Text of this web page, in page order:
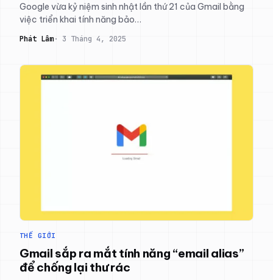
Google vừa kỷ niệm sinh nhật lần thứ 21 của Gmail bằng
việc triển khai tính năng bảo…
Phát Lâm 3 Tháng 4, 2025
THẾ GIỚI
Gmail sắp ra mắt tính năng “email alias”
để chống lại thư rác